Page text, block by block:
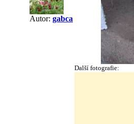
Autor: gabca
Další fotografie: